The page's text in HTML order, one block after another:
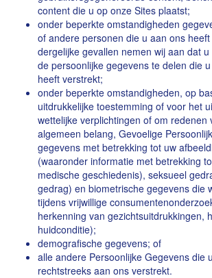
content die u op onze Sites plaatst;
onder beperkte omstandigheden
of andere personen die u aan ons
dergelijke gevallen nemen wij aan dat
de persoonlijke gegevens te delen die
heeft verstrekt;
onder beperkte omstandigheden, op
uitdrukkelijke toestemming of voor het
wettelijke verplichtingen of om redenen
algemeen belang, Gevoelige
gegevens met betrekking tot uw
(waaronder informatie met betrekking
medische geschiedenis), seksueel
gedrag) en biometrische gegevens die
tijdens vrijwillige
herkenning van gezichtsuitdrukkingen,
huidconditie);
demografische gegevens; of
alle andere Persoonlijke Gegevens die
rechtstreeks aan ons verstrekt.